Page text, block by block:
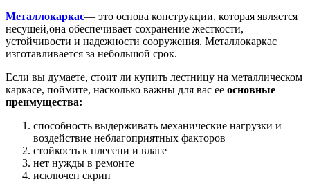
Металлокаркас— это основа конструкции, которая является
несущей,она обеспечивает сохранение жесткости,
устойчивости и надежности сооружения. Металлокаркас
изготавливается за небольшой срок.
Если вы думаете, стоит ли купить лестницу на металлическом
каркасе, поймите, насколько важны для вас ее основные
преимущества:
способность выдерживать механические нагрузки и
воздействие неблагоприятных факторов
стойкость к плесени и влаге
нет нужды в ремонте
исключен скрип